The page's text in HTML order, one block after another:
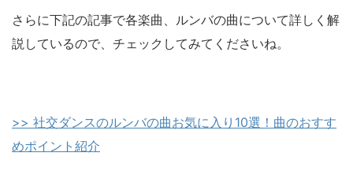
さらに下記の記事で各楽曲、ルンバの曲について詳しく解
説しているので、チェックしてみてくださいね。
>> 社交ダンスのルンバの曲お気に入り10選！曲のおすす
めポイント紹介